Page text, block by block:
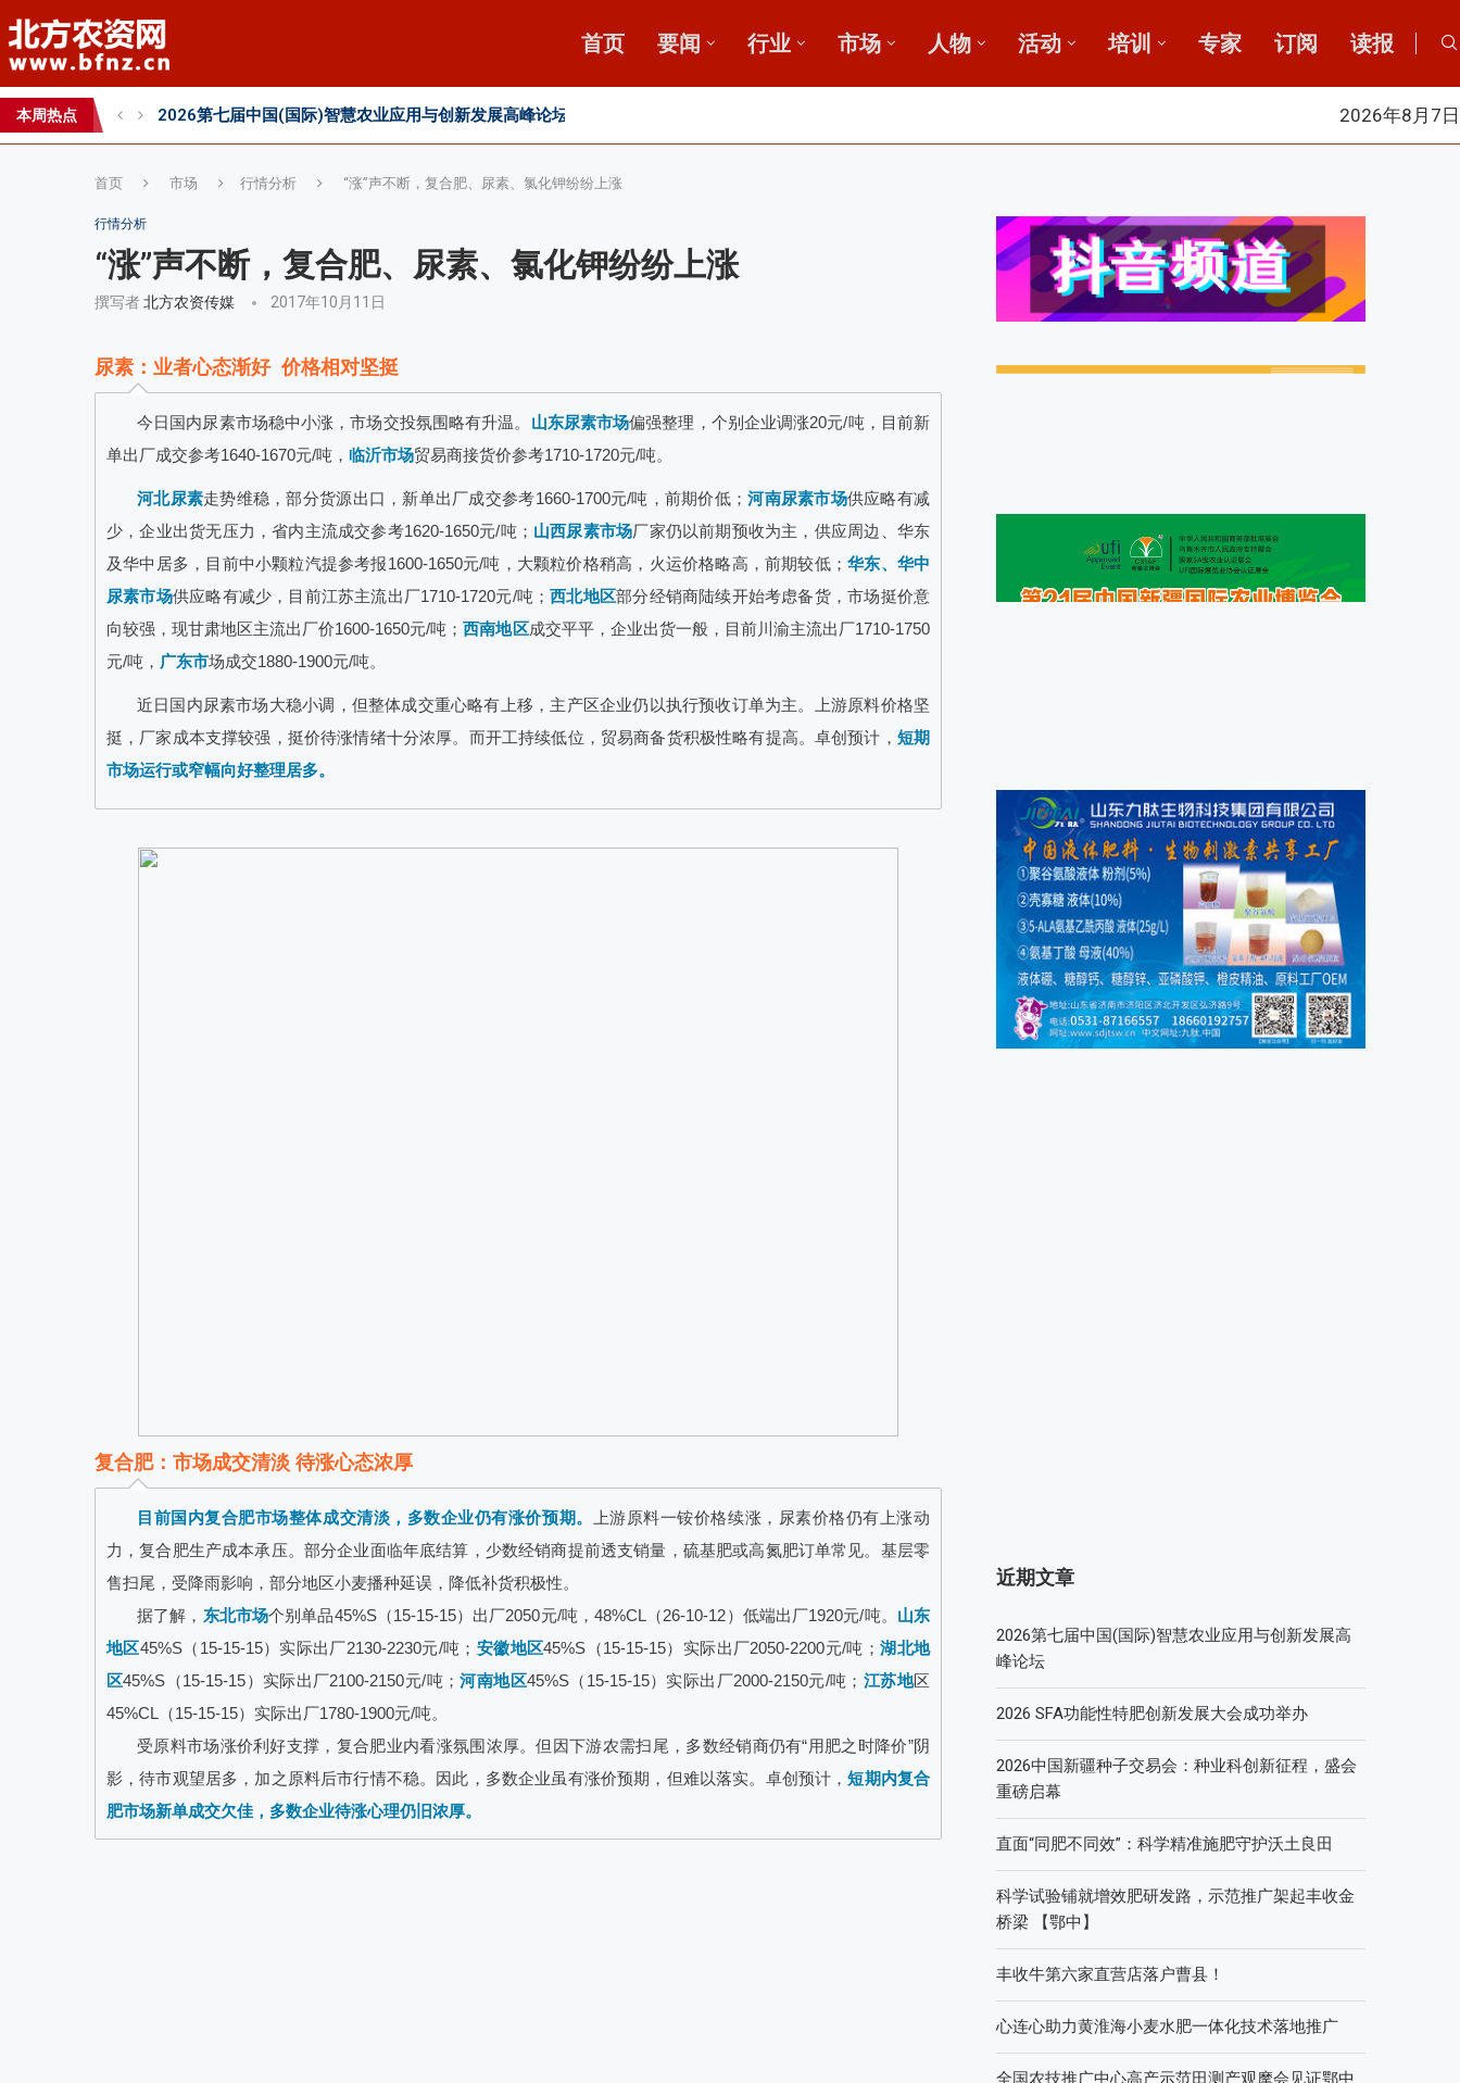
首页 要闻 行业 市场 人物 活动 培训 专家 订阅 读报
本周热点 2026第七届中国(国际)智慧农业应用与创新发展高峰论坛 2026年8月7日
首页 市场 行情分析 “涨”声不断，复合肥、尿素、氯化钾纷纷上涨
行情分析
“涨”声不断，复合肥、尿素、氯化钾纷纷上涨
撰写者北方农资传媒 2017年10月11日
尿素：业者心态渐好 价格相对坚挺
今日国内尿素市场稳中小涨，市场交投氛围略有升温。 山东尿素市场偏强整理，个别企业调涨20元/吨，目前新
单出厂成交参考1640-1670元/吨， 临沂市场贸易商接货价参考1710-1720元/吨。
河北尿素走势维稳，部分货源出口，新单出厂成交参考1660-1700元/吨，前期价低； 河南尿素市场供应略有减
少，企业出货无压力，省内主流成交参考1620-1650元/吨； 山西尿素市场厂家仍以前期预收为主，供应周边、华东
及华中居多，目前中小颗粒汽提参考报1600-1650元/吨，大颗粒价格稍高，火运价格略高，前期较低； 华东、华中
尿素市场供应略有减少，目前江苏主流出厂1710-1720元/吨； 西北地区部分经销商陆续开始考虑备货，市场挺价意
向较强，现甘肃地区主流出厂价1600-1650元/吨；西南地区成交平平，企业出货一般，目前川渝主流出厂1710-1750
元/吨， 广东市场成交1880-1900元/吨。
近日国内尿素市场大稳小调，但整体成交重心略有上移，主产区企业仍以执行预收订单为主。上游原料价格坚
挺，厂家成本支撑较强，挺价待涨情绪十分浓厚。而开工持续低位，贸易商备货积极性略有提高。卓创预计， 短期
市场运行或窄幅向好整理居多。
复合肥：市场成交清淡 待涨心态浓厚
目前国内复合肥市场整体成交清淡，多数企业仍有涨价预期。
上游原料一铵价格续涨，尿素价格仍有上涨动
力，复合肥生产成本承压。部分企业面临年底结算，少数经销商提前透支销量，硫基肥或高氮肥订单常见。基层零
售扫尾，受降雨影响，部分地区小麦播种延误，降低补货积极性。
据了解， 东北市场个别单品45%S（15-15-15）出厂2050元/吨，48%CL（26-10-12）低端出厂1920元/吨。 山东
地区45%S（15-15-15）实际出厂2130-2230元/吨； 安徽地区45%S（15-15-15）实际出厂2050-2200元/吨； 湖北地
区45%S（15-15-15）实际出厂2100-2150元/吨； 河南地区45%S（15-15-15）实际出厂2000-2150元/吨； 江苏地区
45%CL（15-15-15）实际出厂1780-1900元/吨。
受原料市场涨价利好支撑，复合肥业内看涨氛围浓厚。但因下游农需扫尾，多数经销商仍有“用肥之时降价”阴
影，待市观望居多，加之原料后市行情不稳。因此，多数企业虽有涨价预期，但难以落实。卓创预计，短期内复合
肥市场新单成交欠佳，多数企业待涨心理仍旧浓厚。
近期文章
峰论坛
重磅启幕
直面“同肥不同效”：科学精准施肥守护沃土良田